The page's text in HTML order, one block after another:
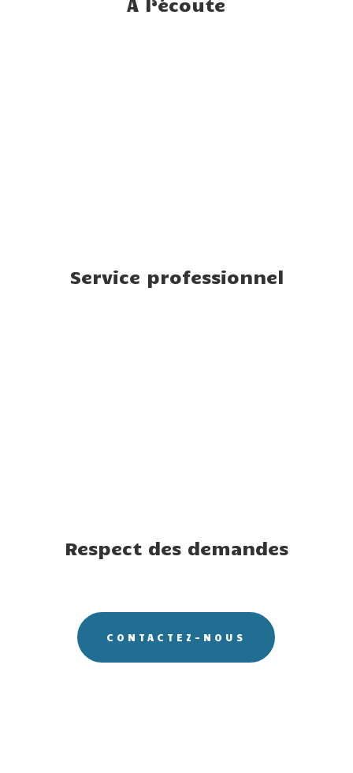
A l’écoute
Service professionnel
Respect des demandes
CONTACTEZ-NOUS